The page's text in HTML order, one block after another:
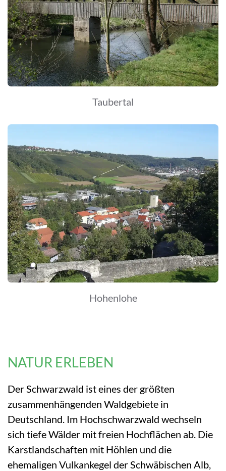
Taubertal
Hohenlohe
NATUR ERLEBEN
Der Schwarzwald ist eines der größten
zusammenhängenden Waldgebiete in
Deutschland. Im Hochschwarzwald wechseln
sich tiefe Wälder mit freien Hochflächen ab. Die
Karstlandschaften mit Höhlen und die
ehemaligen Vulkankegel der Schwäbischen Alb,